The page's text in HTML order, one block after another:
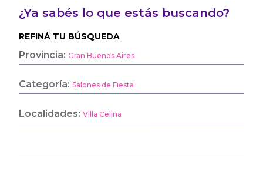
¿Ya sabés lo que estás buscando?
REFINÁ TU BÚSQUEDA
Provincia:Gran Buenos Aires
Categoría:Salones de Fiesta
Localidades:Villa Celina